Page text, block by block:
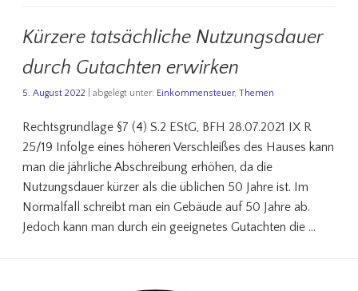
Kürzere tatsächliche Nutzungsdauer
durch Gutachten erwirken
5. August 2022 | abgelegt unter: Einkommensteuer, Themen
Rechtsgrundlage §7 (4) S.2 EStG, BFH 28.07.2021 IX R
25/19 Infolge eines höheren Verschleißes des Hauses kann
man die jährliche Abschreibung erhöhen, da die
Nutzungsdauer kürzer als die üblichen 50 Jahre ist. Im
Normalfall schreibt man ein Gebäude auf 50 Jahre ab.
Jedoch kann man durch ein geeignetes Gutachten die …